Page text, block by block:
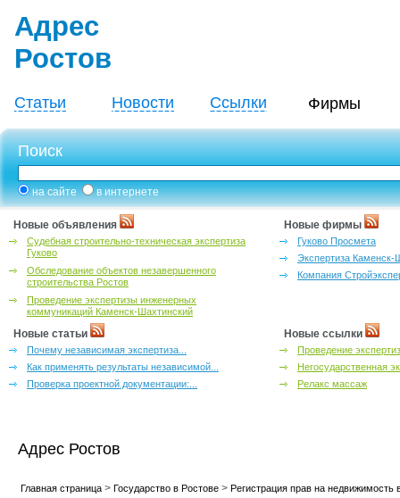
Адрес
Ростов
Статьи Новости Ссылки Фирмы
Поиск
на сайте в интернете
Новые объявления
Судебная строительно-техническая экспертиза
Гуково
Обследование объектов незавершенного
строительства Ростов
Проведение экспертизы инженерных
коммуникаций Каменск-Шахтинский
Новые фирмы
Гуково Просмета
Экспертиза Каменск-
Компания
Новые статьи
Почему независимая экспертиза...
Как применять результаты независимой...
Проверка проектной документации:...
Новые ссылки
Проведение
Негосударственная
Релакс массаж
Адрес Ростов
Главная страница> Государство в Ростове> Регистрация прав на недвижимость